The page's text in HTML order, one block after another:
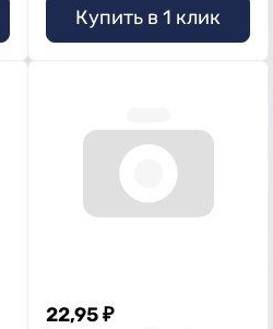
Купить в 1 клик
22,95₽